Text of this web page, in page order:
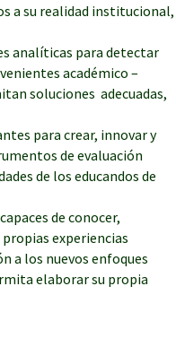
a su realidad institucional,
analíticas para detectar
académico –
soluciones adecuadas,
para crear, innovar y
de evaluación
de los educandos de
de conocer,
experiencias
a los nuevos enfoques
elaborar su propia